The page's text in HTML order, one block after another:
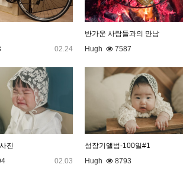
02.24
반가운 사람들과의 만남
Hugh
7587
진
02.03
성장기앨범-100일#1
Hugh
8793